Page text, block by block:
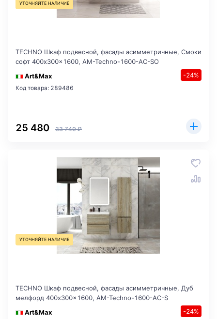
УТОЧНЯЙТЕ НАЛИЧИЕ
TECHNO Шкаф подвесной, фасады асимметричные, Смоки
софт 400x300x1600, AM-Techno-1600-AC-SO
Art&Max
-24%
Код товара: 289486
25 480 33 740 ₽
УТОЧНЯЙТЕ НАЛИЧИЕ
TECHNO Шкаф подвесной, фасады асимметричные, Дуб
мелфорд 400x300x1600, AM-Techno-1600-AC-S
Art&Max
-24%